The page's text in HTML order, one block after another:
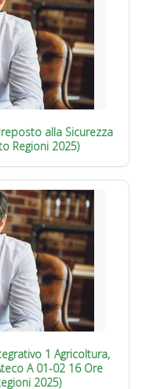
alla Sicurezza
Regioni 2025)
1 Agricoltura,
A 01-02 16 Ore
2025)